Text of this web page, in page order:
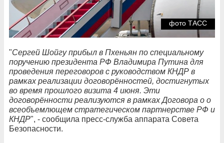
фото ТАСС
"Сергей Шойгу прибыл в Пхеньян по специальному
поручению президента РФ Владимира Путина для
проведения переговоров с руководством КНДР в
рамках реализации договорённостей, достигнутых
во время прошлого визита 4 июня. Эти
договорённости реализуются в рамках Договора о о
всеобъемлющем стратегическом партнерстве РФ и
КНДР", - сообщила пресс-служба аппарата Совета
Безопасности.